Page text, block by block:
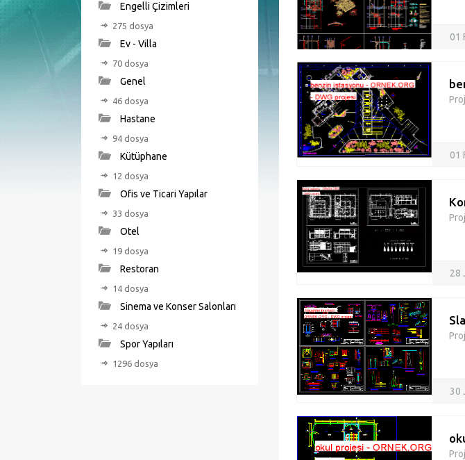
Engelli Çizimleri
275 dosya
Ev - Villa
70 dosya
Genel
46 dosya
Hastane
94 dosya
Kütüphane
12 dosya
Ofis ve Ticari Yapılar
33 dosya
Otel
19 dosya
Restoran
14 dosya
Sinema ve Konser Salonları
24 dosya
Spor Yapıları
1296 dosya
01
01
28
30